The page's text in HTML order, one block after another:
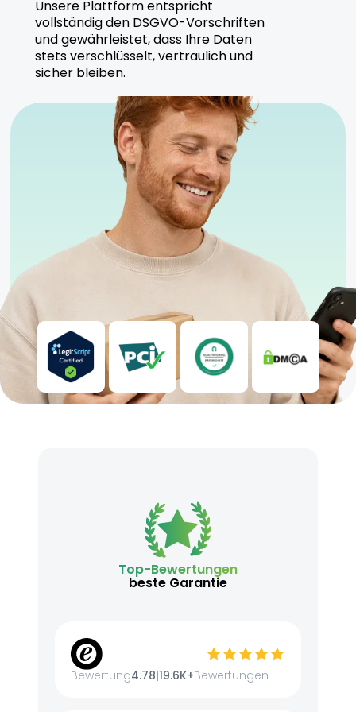
Hersteller
Tilray stellt Warlock No. 1 unter strengen
Qualitätsvorgaben her, um eine sichere und
effektive Anwendung zu gewährleisten.
Sicherheitshinweise
Kühl und trocken lagern
Für Einsteiger und moderate Nutzer geeignet
Anwendung unter ärztlicher Aufsicht empfohlen
Unsere Plattform entspricht
vollständig den DSGVO-Vorschriften
und gewährleistet, dass Ihre Daten
stets verschlüsselt, vertraulich und
sicher bleiben.
Top-Bewertungen
beste Garantie
Bewertung4.78|19.6K+Bewertungen